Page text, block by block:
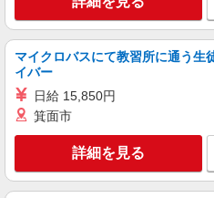
株式会社kotrio /●KT-H-1992258
摂津市駅⇒需要
＊資格支援あり
時給1600円
キープ
派遣社員
マイクロバスにて教習所に通う生
イバー
日給 15,850円
箕面市
詳細を見る